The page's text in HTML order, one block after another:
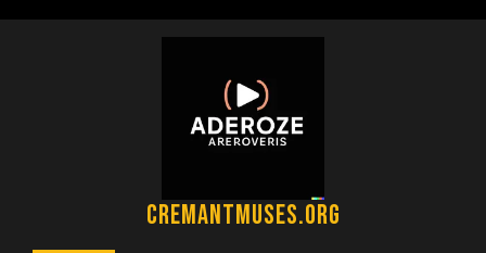
cremantmuses.org